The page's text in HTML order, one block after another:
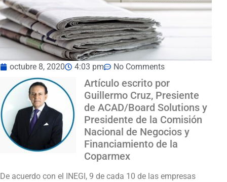
octubre 8, 2020 4:03 pm No Comments
Artículo escrito por
Guillermo Cruz, Presiente
de ACAD/Board Solutions y
Presidente de la Comisión
Nacional de Negocios y
Financiamiento de la
Coparmex
De acuerdo con el INEGI, 9 de cada 10 de las empresas